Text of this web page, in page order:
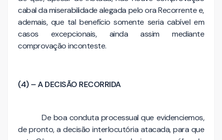
cabal da miserabilidade alegada pelo ora Recorrente e,
ademais, que tal benefício somente seria cabível em
casos excepcionais, ainda assim mediante
comprovação inconteste.
(4) – A DECISÃO RECORRIDA
De boa conduta processual que evidenciemos,
de pronto, a decisão interlocutória atacada, para que